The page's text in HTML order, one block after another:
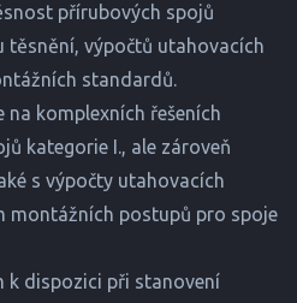
přírubových spojů
těsnění, výpočtů utahovacích
standardů.
na komplexních řešeních
kategorie I., ale zároveň
s výpočty utahovacích
montážních postupů pro spoje
k dispozici při stanovení